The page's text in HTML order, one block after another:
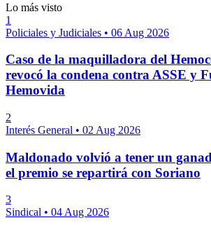
Lo más visto
1
Policiales y Judiciales • 06 Aug 2026
Caso de la maquilladora del
revocó la condena contra ASSE y
Hemovida
2
Interés General • 02 Aug 2026
Maldonado volvió a tener un
el premio se repartirá con Soriano
3
Sindical • 04 Aug 2026